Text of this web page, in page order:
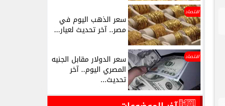
اقتصاد
سعر الذهب اليوم في
مصر.. آخر تحديث لعيار...
اقتصاد سعر الدولار مقابل الجنيه
المصري اليوم.. آخر
تحديث...